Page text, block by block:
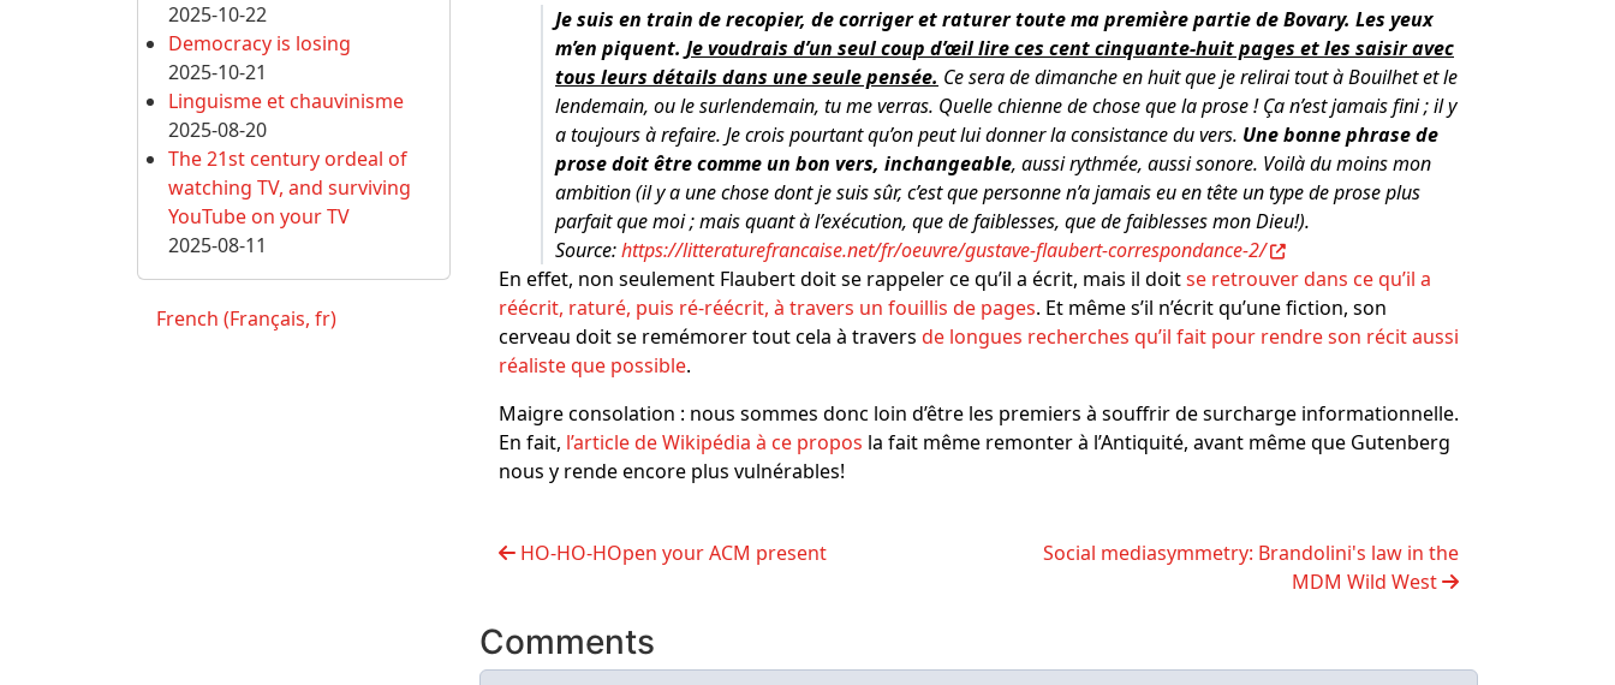
Je suis en train de recopier, de corriger et raturer toute ma première partie de Bovary. Les yeux
m’en piquent. Je voudrais d’un seul coup d’œil lire ces cent cinquante-huit pages et les saisir avec
tous leurs détails dans une seule pensée. Ce sera de dimanche en huit que je relirai tout à Bouilhet et le
lendemain, ou le surlendemain, tu me verras. Quelle chienne de chose que la prose ! Ça n’est jamais fini ; il y
a toujours à refaire. Je crois pourtant qu’on peut lui donner la consistance du vers. Une bonne phrase de
prose doit être comme un bon vers, inchangeable, aussi rythmée, aussi sonore. Voilà du moins mon
ambition (il y a une chose dont je suis sûr, c’est que personne n’a jamais eu en tête un type de prose plus
parfait que moi ; mais quant à l’exécution, que de faiblesses, que de faiblesses mon Dieu!).
Source:https://litteraturefrancaise.net/fr/oeuvre/gustave-flaubert-correspondance-2/
En effet, non seulement Flaubert doit se rappeler ce qu’il a écrit, mais il doitse retrouver dans ce qu’il a
réécrit, raturé, puis ré-réécrit, à travers un fouillis de pages. Et même s’il n’écrit qu’une fiction, son
cerveau doit se remémorer tout cela à travers de longues recherches qu’il fait pour rendre son récit aussi
réaliste que possible.
Maigre consolation : nous sommes donc loin d’être les premiers à souffrir de surcharge informationnelle.
En fait, l’article de Wikipédia à ce propos la fait même remonter à l’Antiquité, avant même que Gutenberg
nous y rende encore plus vulnérables!
HO-HO-HOpen your ACM present
Social mediasymmetry: Brandolini's law in the
MDM Wild West
Comments
2025-10-22
Democracy is losing
2025-10-21
Linguisme et chauvinisme
2025-08-20
The 21st century ordeal of
watching TV, and surviving
YouTube on your TV
2025-08-11
French (Français, fr)